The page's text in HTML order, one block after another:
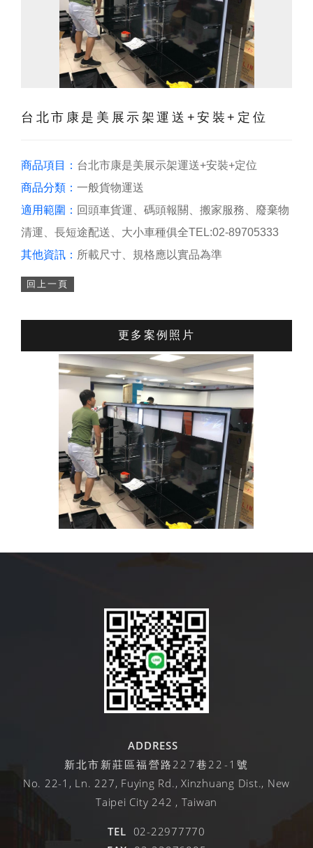
台北市康是美展示架運送+安裝+定位
商品項目： 台北市康是美展示架運送+安裝+定位
商品分類： 一般貨物運送
適用範圍： 回頭車貨運、碼頭報關、搬家服務、廢棄物
清運、長短途配送、大小車種俱全TEL:02-89705333
其他資訊： 所載尺寸、規格應以實品為準
回上一頁
更多案例照片
ADDRESS
新北市新莊區福營路227巷22-1號
No. 22-1, Ln. 227, Fuying Rd., Xinzhuang Dist., New
Taipei City 242 , Taiwan
TEL 02-22977770